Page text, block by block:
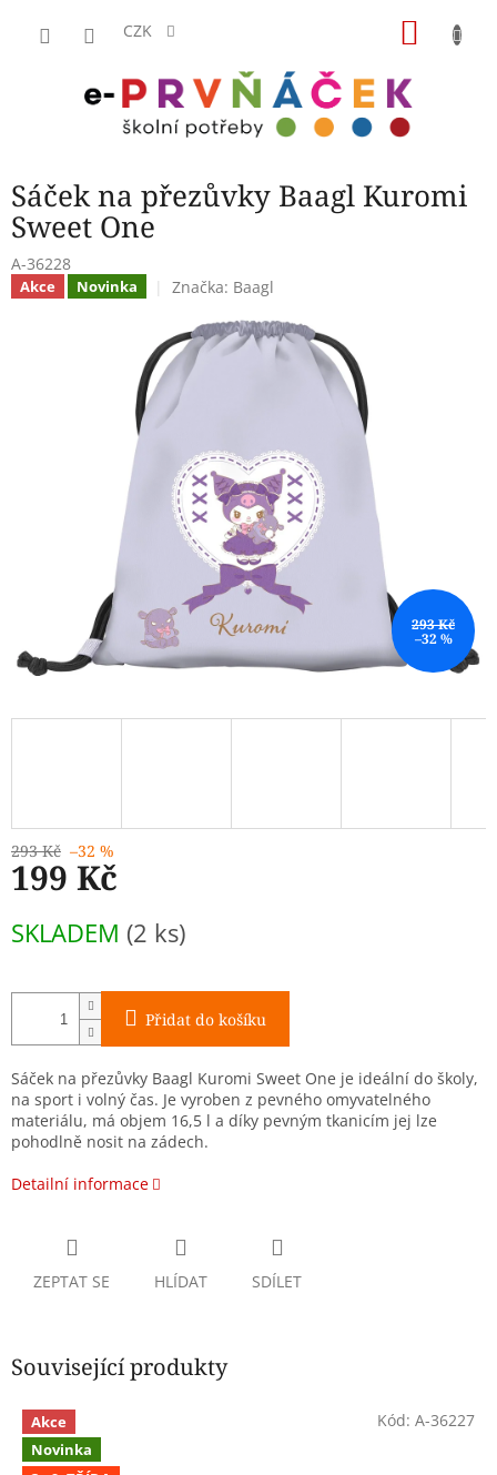
CZK
Sáček na přezůvky Baagl Kuromi
Sweet One
A-36228
Akce Novinka Značka: Baagl
293 Kč
–32 %
293 Kč –32 %
199 Kč
cena:
SKLADEM (2 ks)
Přidat do košíku
Sáček na přezůvky Baagl Kuromi Sweet One je ideální do školy,
na sport i volný čas. Je vyroben z pevného omyvatelného
materiálu, má objem 16,5 l a díky pevným tkanicím jej lze
pohodlně nosit na zádech.
Detailní informace
ZEPTAT SE HLÍDAT SDÍLET
Související produkty
Akce
Novinka
Kód: A-36227